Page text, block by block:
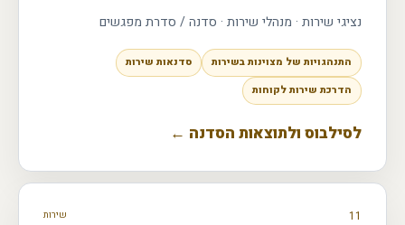
נציגי שירות · מנהלי שירות · סדנה / סדרת מפגשים
התנהגויות של מצוינות בשירות
סדנאות שירות
הדרכת שירות לקוחות
לסילבוס ולתוצאות הסדנה ←
11 שירות